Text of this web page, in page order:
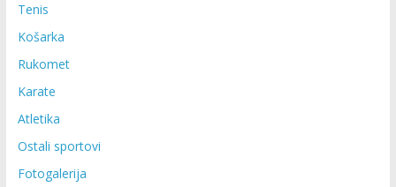
Tenis
Košarka
Rukomet
Karate
Atletika
Ostali sportovi
Fotogalerija